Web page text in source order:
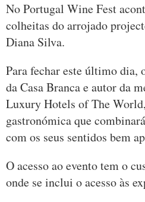
No Portugal Wine Fest
colheitas do arrojado
Diana Silva.
Para fechar este último dia,
da Casa Branca e autor da
Luxury Hotels of The
gastronómica que
com os seus sentidos bem
O acesso ao evento tem o
onde se inclui o acesso às